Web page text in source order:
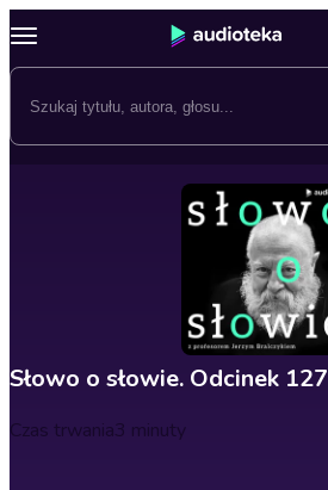
Słowo o słowie. Odcinek 127
Czas trwania3 minuty